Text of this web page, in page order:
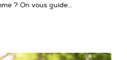
? On vous guide…